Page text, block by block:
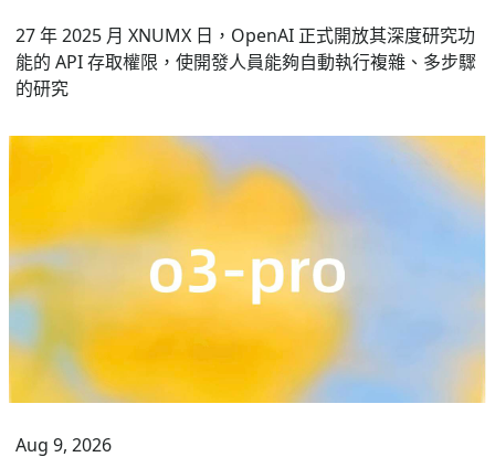
27 年 2025 月 XNUMX 日，OpenAI 正式開放其深度研究功
能的 API 存取權限，使開發人員能夠自動執行複雜、多步驟
的研究
Aug 9, 2026